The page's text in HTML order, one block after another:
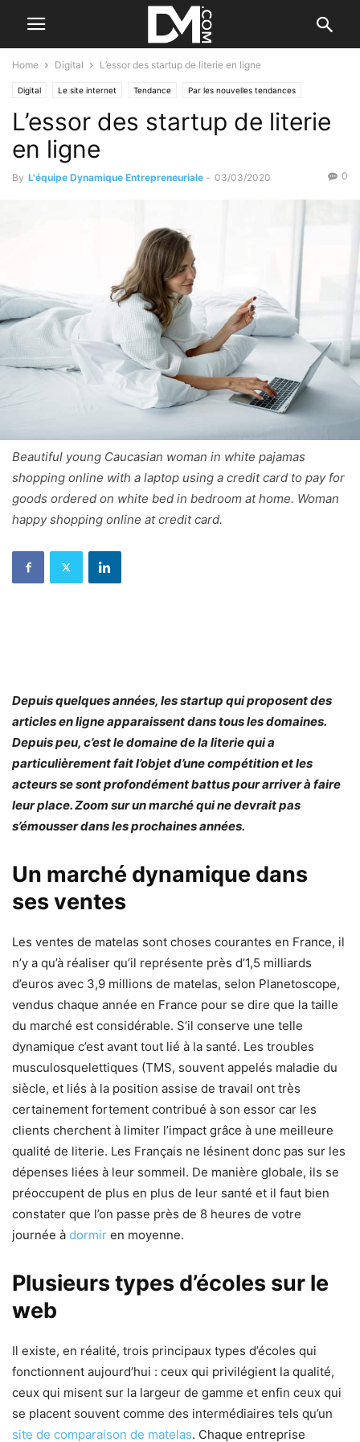
Home Digital L’essor des startup de literie en ligne
Digital Le site internet Tendance Par les nouvelles tendances
L’essor des startup de literie
en ligne
By L'équipe Dynamique Entrepreneuriale - 03/03/2020 0
Beautiful young Caucasian woman in white pajamas
shopping online with a laptop using a credit card to pay for
goods ordered on white bed in bedroom at home. Woman
happy shopping online at credit card.
Depuis quelques années, les startup qui proposent des
articles en ligne apparaissent dans tous les domaines.
Depuis peu, c’est le domaine de la literie qui a
particulièrement fait l’objet d’une compétition et les
acteurs se sont profondément battus pour arriver à faire
leur place. Zoom sur un marché qui ne devrait pas
s’émousser dans les prochaines années.
Un marché dynamique dans
ses ventes
Les ventes de matelas sont choses courantes en France, il
n’y a qu’à réaliser qu’il représente près d’1,5 milliards
d’euros avec 3,9 millions de matelas, selon Planetoscope,
vendus chaque année en France pour se dire que la taille
du marché est considérable. S’il conserve une telle
dynamique c’est avant tout lié à la santé. Les troubles
musculosquelettiques (TMS, souvent appelés maladie du
siècle, et liés à la position assise de travail ont très
certainement fortement contribué à son essor car les
clients cherchent à limiter l’impact grâce à une meilleure
qualité de literie. Les Français ne lésinent donc pas sur les
dépenses liées à leur sommeil. De manière globale, ils se
préoccupent de plus en plus de leur santé et il faut bien
constater que l’on passe près de 8 heures de votre
journée à dormir en moyenne.
Plusieurs types d’écoles sur le
web
Il existe, en réalité, trois principaux types d’écoles qui
fonctionnent aujourd’hui : ceux qui privilégient la qualité,
ceux qui misent sur la largeur de gamme et enfin ceux qui
se placent souvent comme des intermédiaires tels qu’un
site de comparaison de matelas. Chaque entreprise